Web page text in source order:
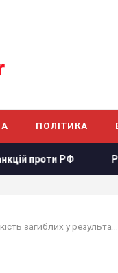
ПОЛІТИКА
Росія збирається